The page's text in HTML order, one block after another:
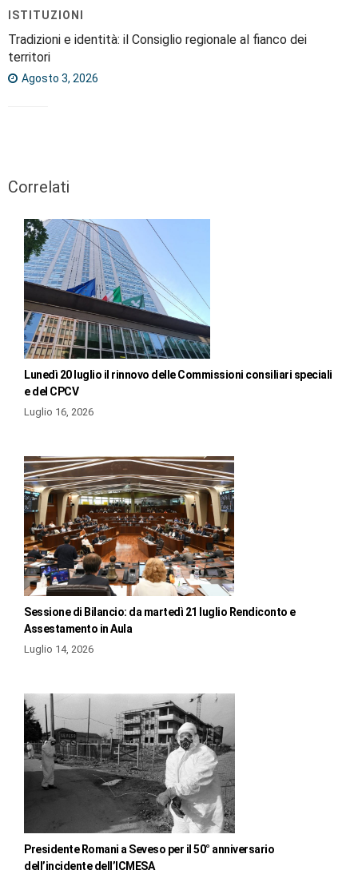
ISTITUZIONI
Tradizioni e identità: il Consiglio regionale al fianco dei
territori
Agosto 3, 2026
Correlati
Lunedì 20 luglio il rinnovo delle Commissioni consiliari speciali
e del CPCV
Luglio 16, 2026
Sessione di Bilancio: da martedì 21 luglio Rendiconto e
Assestamento in Aula
Luglio 14, 2026
Presidente Romani a Seveso per il 50° anniversario
dell’incidente dell’ICMESA